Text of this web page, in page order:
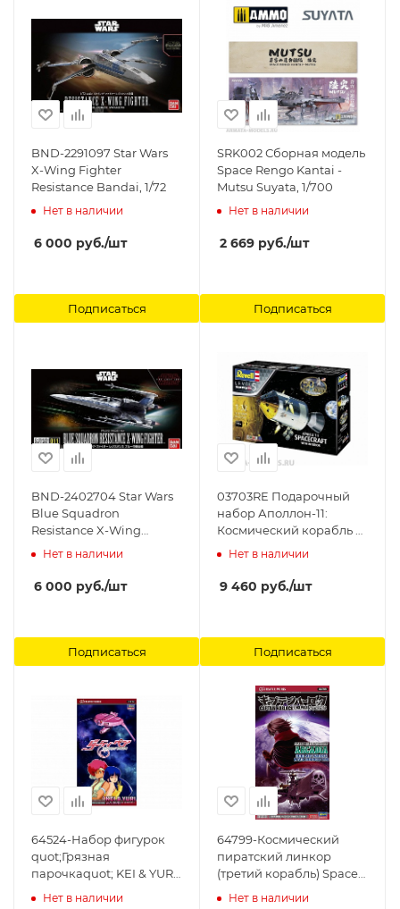
BND-2291097 Star Wars
X-Wing Fighter
Resistance Bandai, 1/72
Нет в наличии
6 000 руб./шт
Подписаться
SRK002 Сборная модель
Space Rengo Kantai -
Mutsu Suyata, 1/700
Нет в наличии
2 669 руб./шт
Подписаться
BND-2402704 Star Wars
Blue Squadron
Resistance X-Wing
Fighter Bandai, 1/72
Нет в наличии
6 000 руб./шт
Подписаться
03703RE Подарочный
набор Аполлон-11:
Космический корабль с
интерьером Revell
Нет в наличии
9 460 руб./шт
Подписаться
64524-Набор фигурок
quot;Грязная
парочкаquot; KEI & YURI
с космическим
Нет в наличии
64799-Космический
пиратский линкор
(третий корабль) Space
Pirate Battleship
Нет в наличии